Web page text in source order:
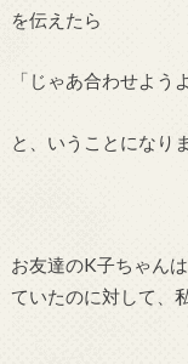
を伝えたら
「じゃあ合わせよう
と、いうことになり
お友達のK子ちゃん
ていたのに対して、